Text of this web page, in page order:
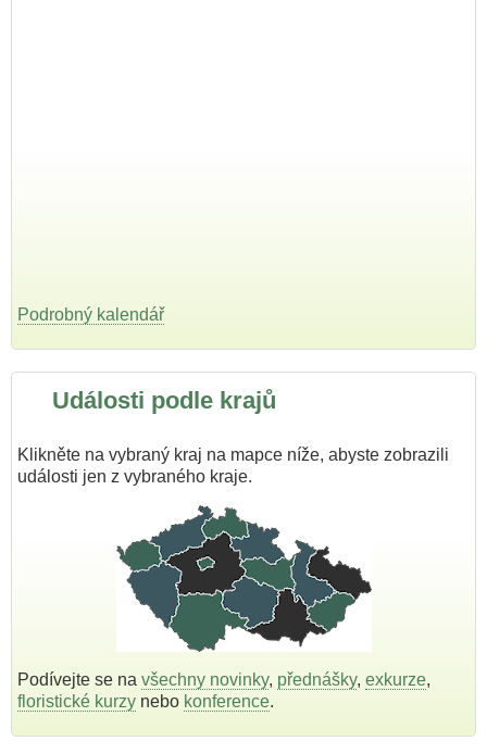
Podrobný kalendář
Události podle krajů
Klikněte na vybraný kraj na mapce níže, abyste zobrazili
události jen z vybraného kraje.
Podívejte se na všechny novinky, přednášky, exkurze,
floristické kurzy nebo konference.